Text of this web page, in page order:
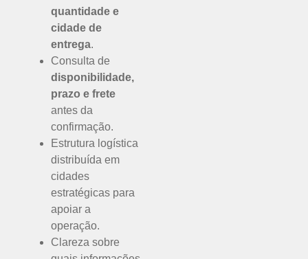
quantidade e
cidade de
entrega.
Consulta de
disponibilidade,
prazo e frete
antes da
confirmação.
Estrutura logística
distribuída em
cidades
estratégicas para
apoiar a
operação.
Clareza sobre